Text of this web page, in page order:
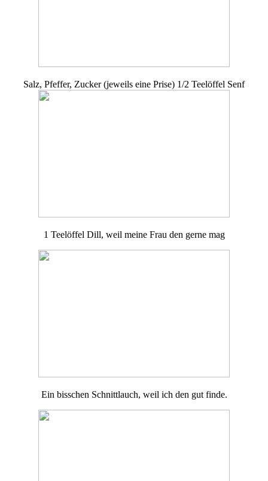
Salz, Pfeffer, Zucker (jeweils eine Prise) 1/2 Teelöffel Senf
1 Teelöffel Dill, weil meine Frau den gerne mag
Ein bisschen Schnittlauch, weil ich den gut finde.